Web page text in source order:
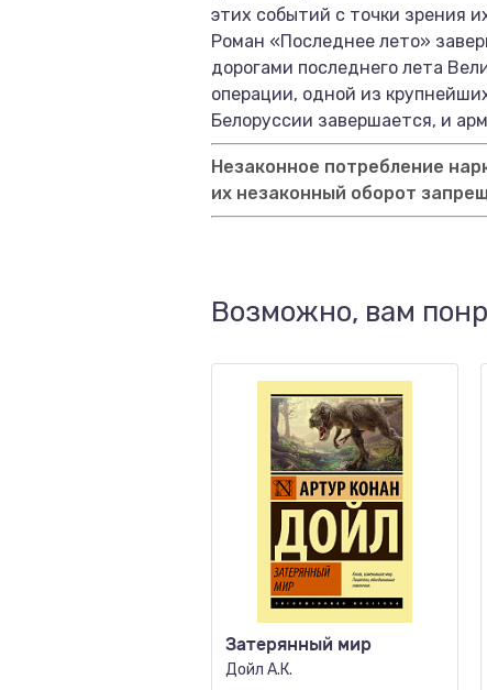
этих событий с точки зрения
Роман «Последнее лето»
дорогами последнего лета
операции, одной из
Белоруссии завершается, и
Незаконное потребление
их незаконный оборот
Возможно, вам
Затерянный мир
Дойл А.К.